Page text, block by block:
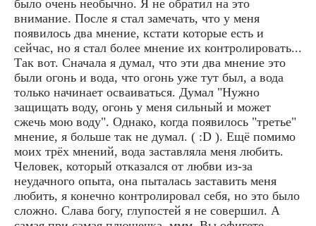
было очень необычно. Я не обратил на это
внимание. После я стал замечать, что у меня
появилось два мнение, кстати которые есть и
сейчас, но я стал более мнение их контролировать...
Так вот. Сначала я думал, что эти два мнение это
были огонь и вода, что огонь уже тут был, а вода
только начинает осваиваться. Думал "Нужно
защищать воду, огонь у меня сильный и может
сжечь мою воду". Однако, когда появилось "третье"
мнение, я больше так не думал. ( :D ). Ещё помимо
моих трёх мнений, вода заставляла меня любить.
Человек, который отказался от любви из-за
неудачного опыта, она пыталась заставить меня
любить, я конечно контролировал себя, но это было
сложно. Слава богу, глупостей я не совершил. А